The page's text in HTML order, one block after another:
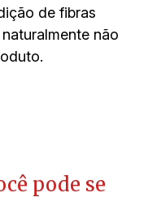
de fibras
não
pode se